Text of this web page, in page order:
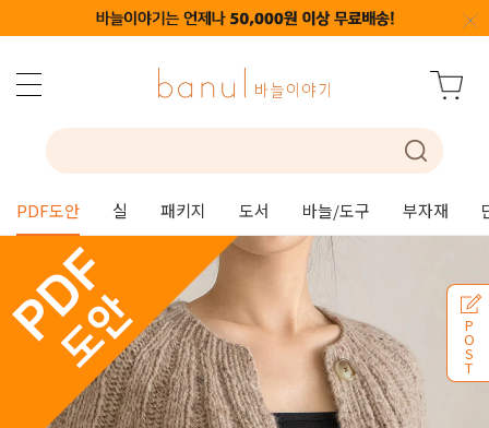
PDF도안 실 패키지 도서 바늘/도구 부자재
P
O
S
T